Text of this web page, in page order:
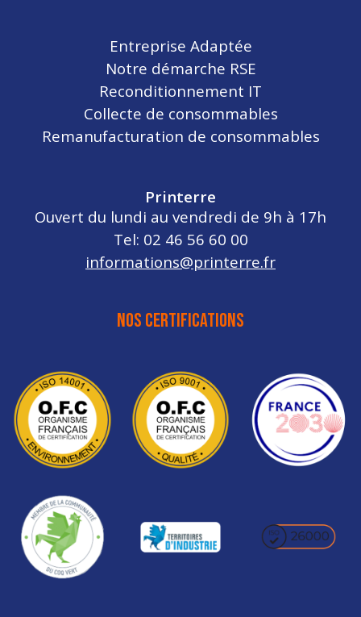
Entreprise Adaptée
Notre démarche RSE
Reconditionnement IT
Collecte de consommables
Remanufacturation de consommables
Printerre
Ouvert du lundi au vendredi de 9h à 17h
Tel: 02 46 56 60 00
informations@printerre.fr
NOS CERTIFICATIONS